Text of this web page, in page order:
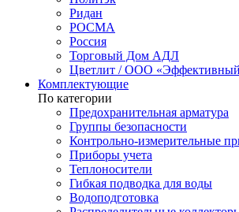
Ридан
РОСМА
Россия
Торговый Дом АДЛ
Цветлит / ООО
Комплектующие
По категории
Предохранительная арматура
Группы безопасности
Контрольно-измерительные
Приборы учета
Теплоносители
Гибкая подводка для воды
Водоподготовка